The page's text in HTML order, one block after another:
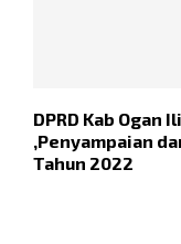
DPRD Kab Ogan
,Penyampaian
Tahun 2022